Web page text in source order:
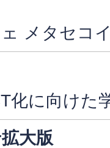
メタセコ
化に向けた
大版